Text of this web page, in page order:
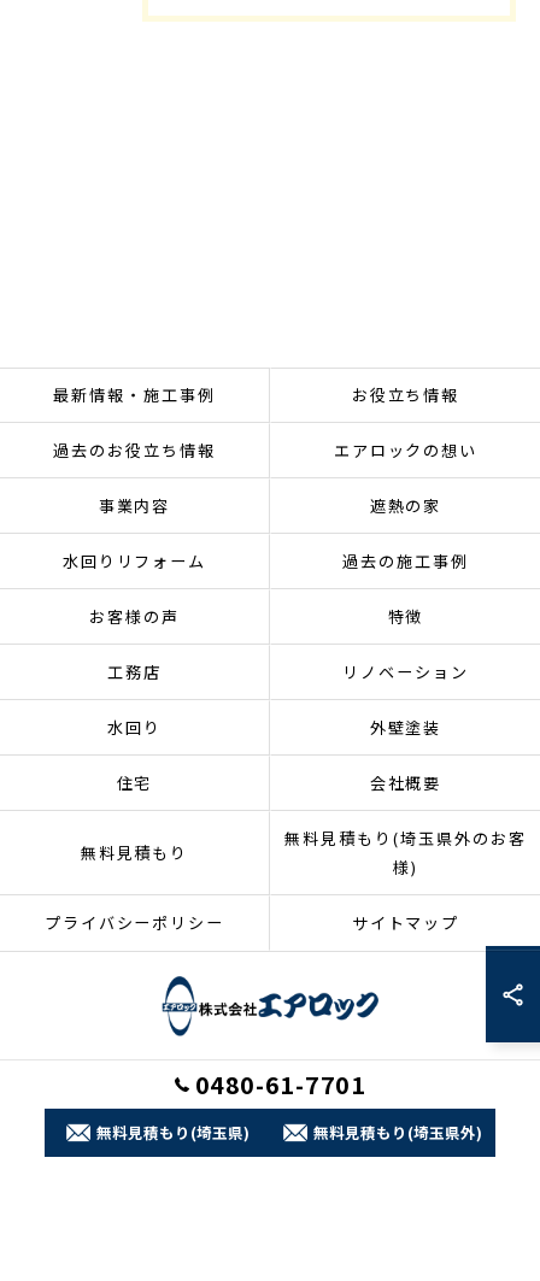
0480-61-7701
無料見積もり(埼玉県) 無料見積もり(埼玉県外)
最新情報・施工事例 お役立ち情報
過去のお役立ち情報 エアロックの想い
事業内容 遮熱の家
水回りリフォーム 過去の施工事例
お客様の声 特徴
工務店 リノベーション
水回り 外壁塗装
住宅 会社概要
無料見積もり
無料見積もり(埼玉県外のお客
様)
プライバシーポリシー サイトマップ
© 2026 埼玉県加須市のリフォームなら株式会社エアロック ALL RIGHTS
RESERVED.